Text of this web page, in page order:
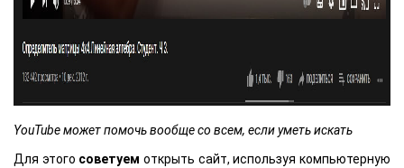
YouTube может помочь вообще со всем, если уметь искать
Для этого советуем открыть сайт, используя компьютерную